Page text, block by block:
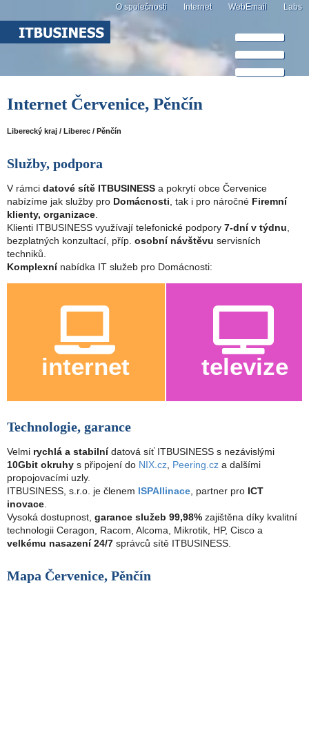
O společnosti Internet WebEmail Labs
Internet Červenice, Pěnčín
Liberecký kraj / Liberec / Pěnčín
Služby, podpora
V rámci datové sítě ITBUSINESS a pokrytí obce Červenice
nabízíme jak služby pro Domácnosti , tak i pro náročné Firemní
klienty, organizace
Klienti ITBUSINESS využívají telefonické podpory 7-dní v týdnu
bezplatných konzultací, příp. osobní návštěvu servisních
techniků.
Komplexnínabídka IT služeb pro Domácnosti:
internet televize
Technologie, garance
Velmi rychlá a stabilnídatová síť ITBUSINESS s nezávislými
10Gbit okruhy s připojení do NIX.cz Peering.cz a dalšími
propojovacími uzly.
ITBUSINESS, s.r.o. je členem ISPAllinace , partner pro ICT
inovace
Vysoká dostupnost, garance služeb 99,98% zajištěna díky kvalitní
technologii Ceragon, Racom, Alcoma, Mikrotik, HP, Cisco a
velkému nasazení 24/7 správců sítě ITBUSINESS.
Mapa Červenice, Pěnčín